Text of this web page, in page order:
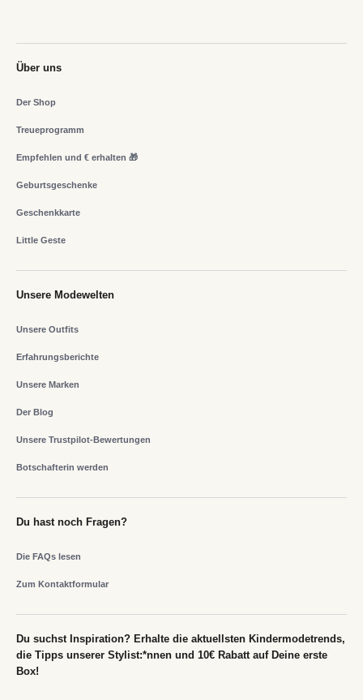
Über uns
Der Shop
Treueprogramm
Empfehlen und € erhalten 🎁
Geburtsgeschenke
Geschenkkarte
Little Geste
Unsere Modewelten
Unsere Outfits
Erfahrungsberichte
Unsere Marken
Der Blog
Unsere Trustpilot-Bewertungen
Botschafterin werden
Du hast noch Fragen?
Die FAQs lesen
Zum Kontaktformular
Du suchst Inspiration? Erhalte die aktuellsten Kindermodetrends,
die Tipps unserer Stylist:*nnen und 10€ Rabatt auf Deine erste
Box!